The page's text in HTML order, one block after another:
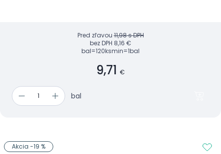
Pred zľavou11,98 s DPH
bez DPH 8,16 €
bal=120ksmin=1bal
9,71 €
bal
Akcia -19 %